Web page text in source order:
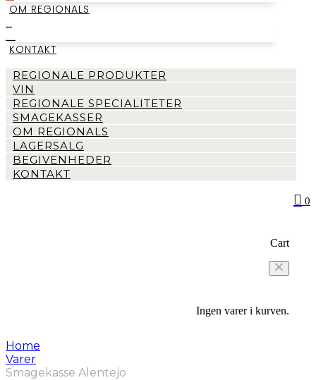
OM REGIONALS
KONTAKT
REGIONALE PRODUKTER
VIN
REGIONALE SPECIALITETER
SMAGEKASSER
OM REGIONALS
LAGERSALG
BEGIVENHEDER
KONTAKT
0
Cart
Ingen varer i kurven.
Home
Varer
Smagekasse Alentejo